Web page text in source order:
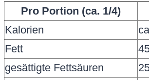
Pro Portion (ca. 1/4)
Kalorien
Fett
gesättigte Fettsäuren